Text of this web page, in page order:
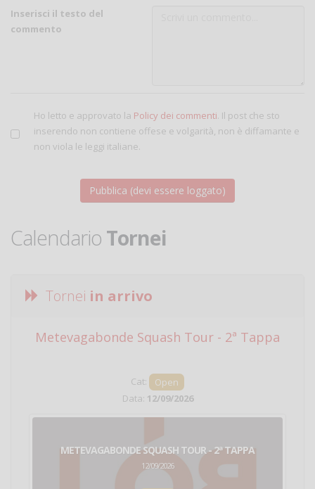
Inserisci il testo del
commento
Ho letto e approvato la Policy dei commenti. Il post che sto
inserendo non contiene offese e volgarità, non è diffamante e
non viola le leggi italiane.
Calendario Tornei
Tornei in arrivo
Metevagabonde Squash Tour - 2ª Tappa
Cat:
Open
Data: 12/09/2026
METEVAGABONDE SQUASH TOUR - 2ª TAPPA
12/09/2026